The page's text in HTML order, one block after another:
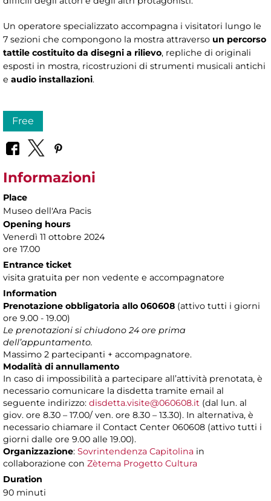
Un operatore specializzato accompagna i visitatori lungo le
7 sezioni che compongono la mostra attraverso un percorso
tattile costituito da disegni a rilievo, repliche di originali
esposti in mostra, ricostruzioni di strumenti musicali antichi
e audio installazioni.
Free
Informazioni
Place
Museo dell'Ara Pacis
Opening hours
Venerdì 11 ottobre 2024
ore 17.00
Entrance ticket
visita gratuita per non vedente e accompagnatore
Information
Prenotazione obbligatoria allo 060608 (attivo tutti i giorni
ore 9.00 - 19.00)
Le prenotazioni si chiudono 24 ore prima
dell’appuntamento.
Massimo 2 partecipanti + accompagnatore.
Modalità di annullamento
In caso di impossibilità a partecipare all’attività prenotata, è
necessario comunicare la disdetta tramite email al
seguente indirizzo: disdetta.visite@060608.it (dal lun. al
giov. ore 8.30 – 17.00/ ven. ore 8.30 – 13.30). In alternativa, è
necessario chiamare il Contact Center 060608 (attivo tutti i
giorni dalle ore 9.00 alle 19.00).
Organizzazione: Sovrintendenza Capitolina in
collaborazione con Zètema Progetto Cultura
Duration
90 minuti